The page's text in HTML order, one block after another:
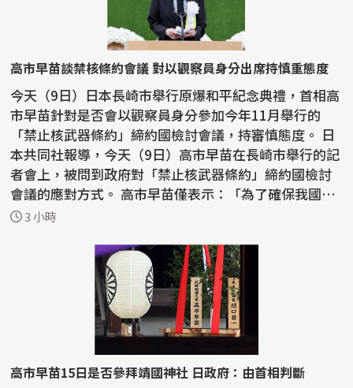
高市早苗談禁核條約會議 對以觀察員身分出席持慎重態度
今天（9日）日本長崎市舉行原爆和平紀念典禮，首相高
市早苗針對是否會以觀察員身分參加今年11月舉行的
「禁止核武器條約」締約國檢討會議，持審慎態度。 日
本共同社報導，今天（9日）高市早苗在長崎市舉行的記
者會上，被問到政府對「禁止核武器條約」締約國檢討
會議的應對方式。 高市早苗僅表示：「為了確保我國的
安...3 小時
高市早苗15日是否參拜靖國神社 日政府：由首相判斷